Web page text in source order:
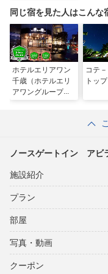
同じ宿を見た人はこんな
ホテルエリアワン
千歳（ホテルエリ
アワングループ）
コテ
トップ
ノースゲートイン アビ
施設紹介
プラン
部屋
写真・動画
クーポン